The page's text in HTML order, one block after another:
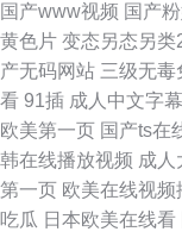
国产www视频 国产
黄色片 变态另态另类
产无码网站 三级无毒
看 91插 成人中文字
欧美第一页 国产ts在
韩在线播放视频 成人
第一页 欧美在线视频
吃瓜 日本欧美在线看